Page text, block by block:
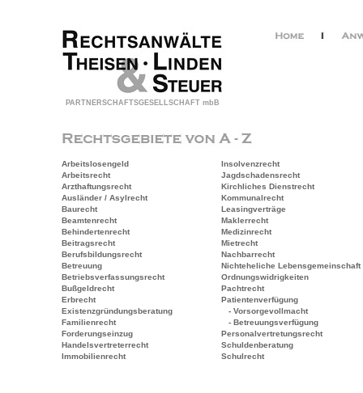
PARTNERSCHAFTSGESELLSCHAFT mbB
Arbeitslosengeld
Arbeitsrecht
Arzthaftungsrecht
Ausländer / Asylrecht
Baurecht
Beamtenrecht
Behindertenrecht
Beitragsrecht
Berufsbildungsrecht
Betreuung
Betriebsverfassungsrecht
Bußgeldrecht
Erbrecht
Existenzgründungsberatung
Familienrecht
Forderungseinzug
Handelsvertreterrecht
Immobilienrecht
Insolvenzrecht
Jagdschadensrecht
Kirchliches Dienstrecht
Kommunalrecht
Leasingverträge
Maklerrecht
Medizinrecht
Mietrecht
Nachbarrecht
Nichteheliche Lebensgemeinschaft
Ordnungswidrigkeiten
Pachtrecht
Patientenverfügung
- Vorsorgevollmacht
- Betreuungsverfügung
Personalvertretungsrecht
Schuldenberatung
Schulrecht